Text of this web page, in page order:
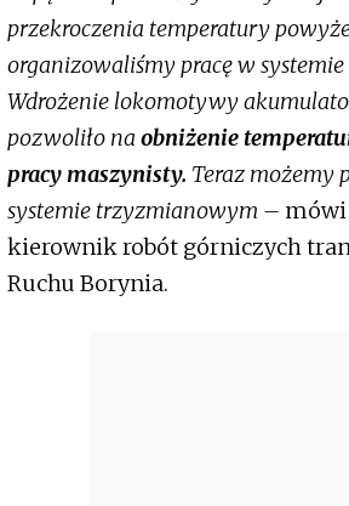
przekroczenia temperatury
organizowaliśmy pracę w
Wdrożenie lokomotywy
pozwoliło na obniżenie
pracy maszynisty. Teraz możemy
systemie trzyzmianowym – mówi
kierownik robót górniczych
Ruchu Borynia.